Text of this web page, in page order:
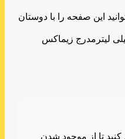
این صفحه را با دوستان
کنید تا از موجود شدن